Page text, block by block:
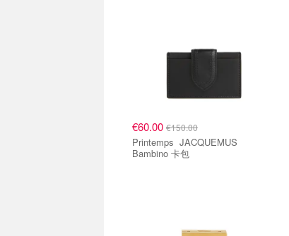
€60.00 €150.00
Printemps JACQUEMUS
Bambino 卡包